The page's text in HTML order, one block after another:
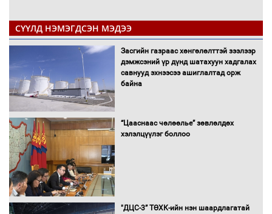
СҮҮЛД НЭМЭГДСЭН МЭДЭЭ
Засгийн газраас хөнгөлөлттэй зээлээр
дэмжсэний үр дүнд шатахуун хадгалах
савнууд эхнээсээ ашиглалтад орж
байна
“Цааснаас чөлөөлье” зөвлөлдөх
хэлэлцүүлэг боллоо
"ДЦС-3” ТӨХК-ийн нэн шаардлагатай